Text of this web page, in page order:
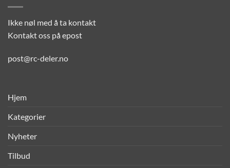
Ikke nøl med å ta kontakt
Kontakt oss på epost
post@rc-deler.no
Hjem
Kategorier
Nyheter
Tilbud